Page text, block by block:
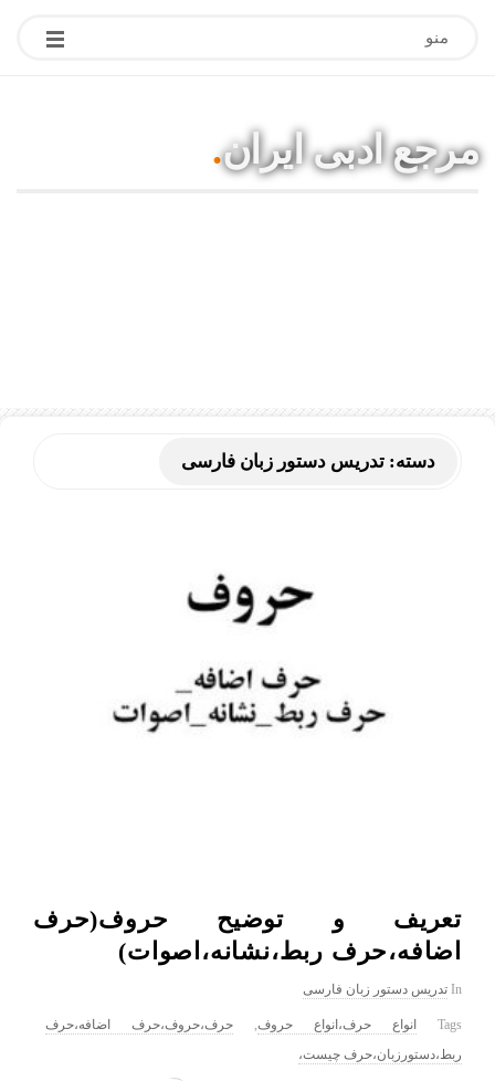
منو
مرجع ادبی ایران.
دسته: تدریس دستور زبان فارسی
تعریف و توضیح حروف(حرف
اضافه،حرف ربط،نشانه،اصوات)
In تدریس دستور زبان فارسی
Tags انواع حرف،انواع حروف, حرف،حروف،حرف اضافه،حرف
ربط،دستورزبان،حرف چیست،